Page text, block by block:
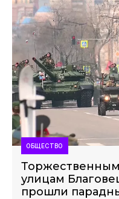
ОБЩЕСТВО
улицам
прошли